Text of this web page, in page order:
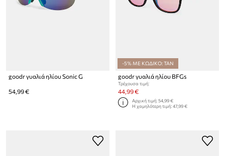
goodr γυαλιά ηλίου Sonic G
54,99 €
-5% ΜΕ ΚΩΔΙΚΟ: TAN
goodr γυαλιά ηλίου BFGs
Τρέχουσα τιμή:
44,99 €
Αρχική τιμή:54,99 €
Η χαμηλότερη τιμή:47,99 €